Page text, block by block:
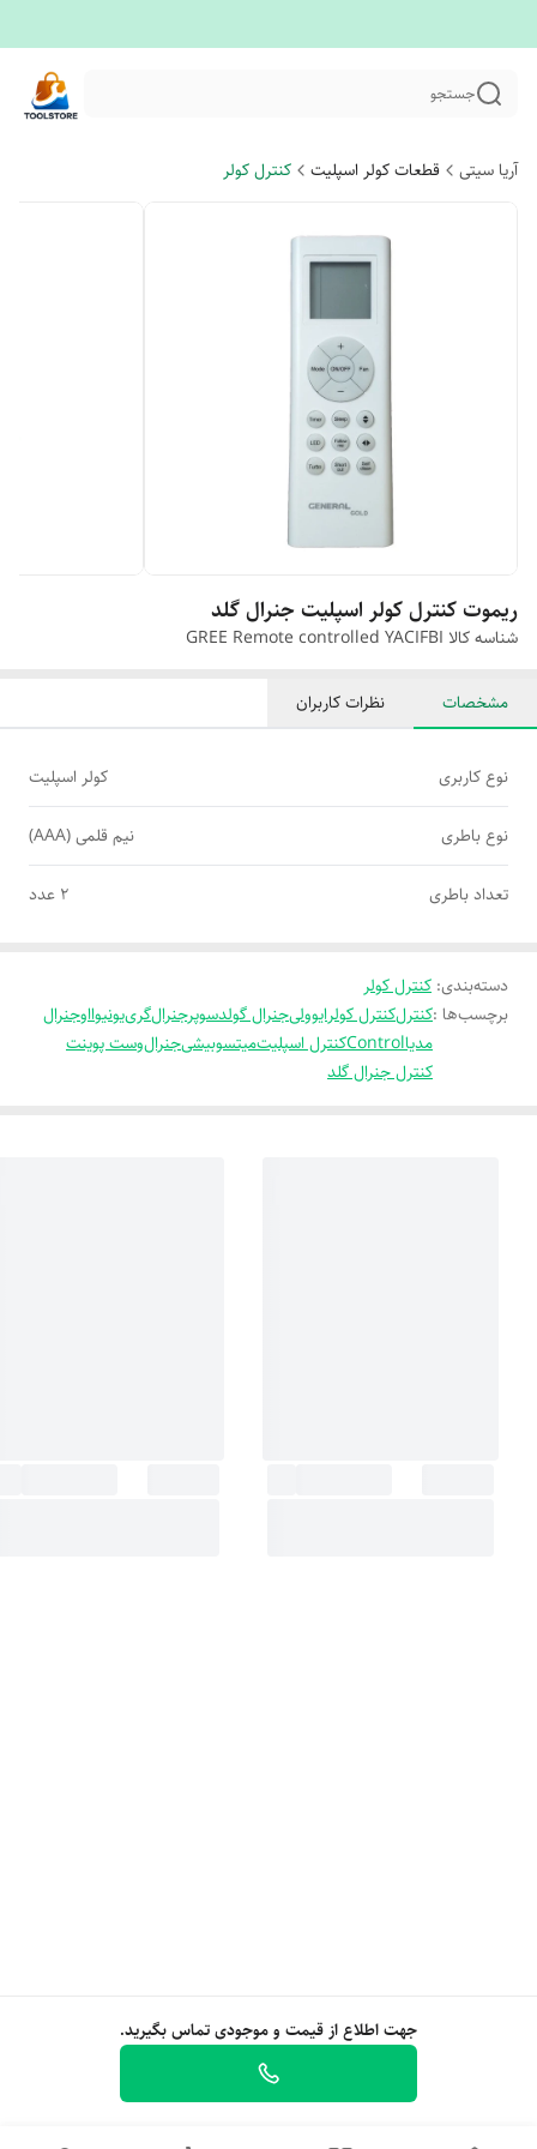
جستجو
آریا سیتی قطعات کولر اسپلیت کنترل کولر
ریموت کنترل کولر اسپلیت جنرال گلد
شناسه کالا GREE Remote controlled YACIFBI
جهت اطلاع از قیمت و موجودی تماس بگیرید.
مشخصات نظرات کاربران
نوع کاربری کولر اسپلیت
نوع باطری نیم قلمی (AAA)
تعداد باطری ۲ عدد
دسته‌بندی: کنترل کولر
برچسب‌ها :کنترلکنترل کولرایوولیجنرال گولدسوپرجنرالگرییونیوااوجنرال
مدیاControlکنترل اسپلیتمیتسوبیشیجنرالوست پوینت
کنترل جنرال گلد